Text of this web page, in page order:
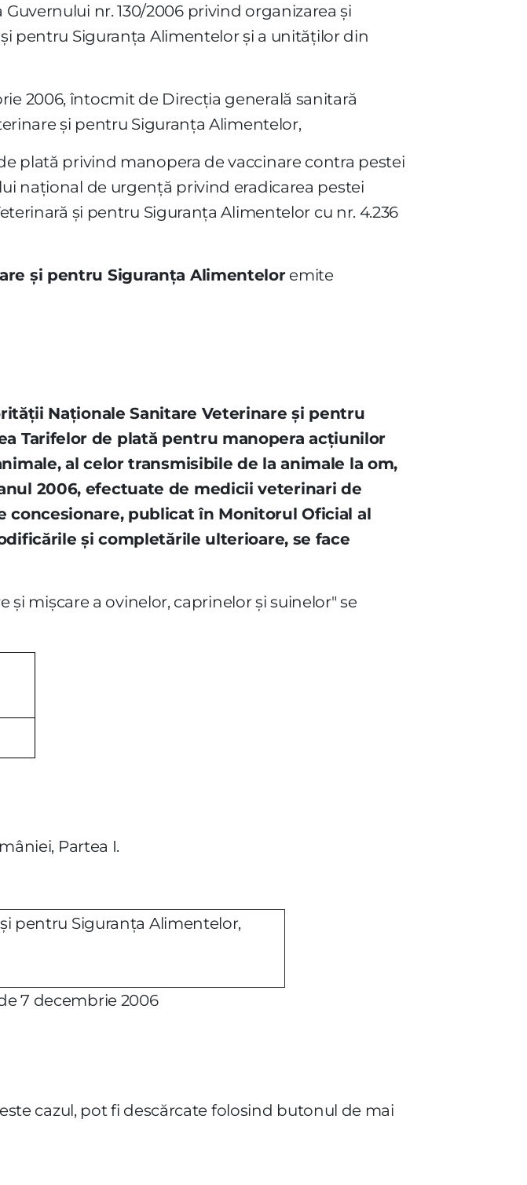
nr. 130/2006 privind organizarea şi
pentru Siguranţa Alimentelor şi a unităţilor din
2006, întocmit de Direcţia generală sanitară
şi pentru Siguranţa Alimentelor,
plată privind manopera de vaccinare contra pestei
naţional de urgenţă privind eradicarea pestei
şi pentru Siguranţa Alimentelor cu nr. 4.236
şi pentru Siguranţa Alimenteloremite
Naţionale Sanitare Veterinare şi pentru
Tarifelor de plată pentru manopera acţiunilor
al celor transmisibile de la animale la om,
2006, efectuate de medicii veterinari de
publicat în Monitorul Oficial al
şi completările ulterioare, se face
mişcare a ovinelor, caprinelor şi suinelor" se
Partea I.
pentru Siguranţa Alimentelor,
7 decembrie 2006
cazul, pot fi descărcate folosind butonul de mai